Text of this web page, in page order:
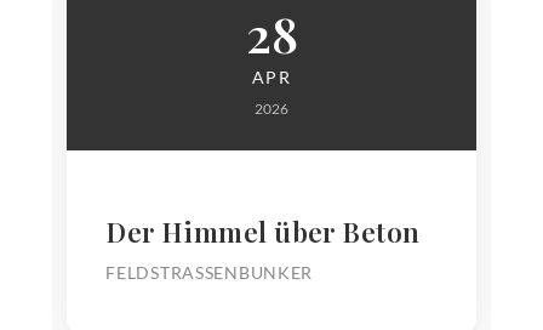
28
APR
2026
Der Himmel über Beton
FELDSTRASSENBUNKER